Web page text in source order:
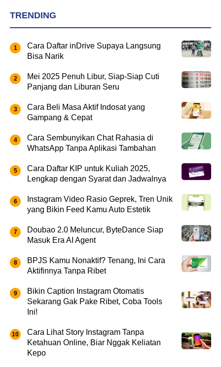
TRENDING
Cara Daftar inDrive Supaya Langsung
Bisa Narik
Mei 2025 Penuh Libur, Siap-Siap Cuti
Panjang dan Liburan Seru
Cara Beli Masa Aktif Indosat yang
Gampang & Cepat
Cara Sembunyikan Chat Rahasia di
WhatsApp Tanpa Aplikasi Tambahan
Cara Daftar KIP untuk Kuliah 2025,
Lengkap dengan Syarat dan Jadwalnya
Instagram Video Rasio Geprek, Tren Unik
yang Bikin Feed Kamu Auto Estetik
Doubao 2.0 Meluncur, ByteDance Siap
Masuk Era AI Agent
BPJS Kamu Nonaktif? Tenang, Ini Cara
Aktifinnya Tanpa Ribet
Bikin Caption Instagram Otomatis
Sekarang Gak Pake Ribet, Coba Tools
Ini!
Cara Lihat Story Instagram Tanpa
Ketahuan Online, Biar Nggak Keliatan
Kepo